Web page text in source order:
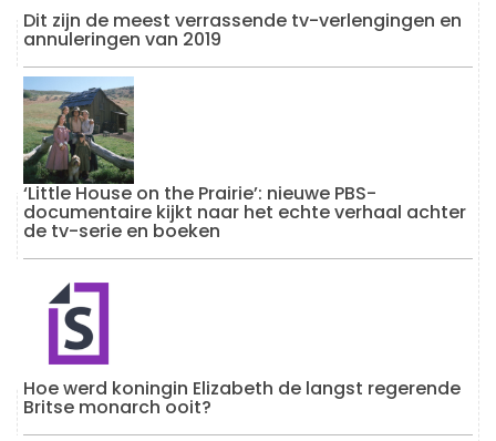
Dit zijn de meest verrassende tv-verlengingen en
annuleringen van 2019
‘Little House on the Prairie’: nieuwe PBS-
documentaire kijkt naar het echte verhaal achter
de tv-serie en boeken
Hoe werd koningin Elizabeth de langst regerende
Britse monarch ooit?